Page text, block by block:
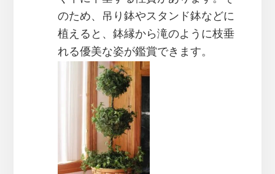
のため、吊り鉢やスタンド鉢などに
植えると、鉢縁から滝のように枝垂
れる優美な姿が鑑賞できます。